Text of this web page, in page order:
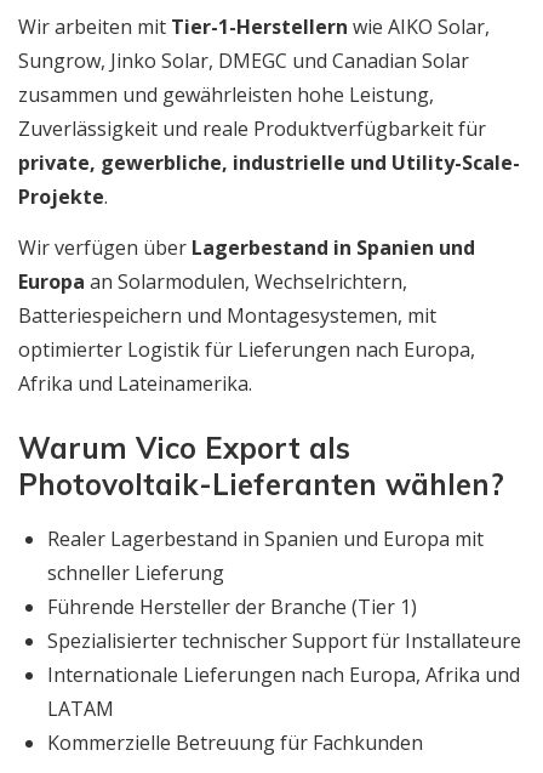
Wir arbeiten mit Tier-1-Herstellern wie AIKO Solar,
Sungrow, Jinko Solar, DMEGC und Canadian Solar
zusammen und gewährleisten hohe Leistung,
Zuverlässigkeit und reale Produktverfügbarkeit für
private, gewerbliche, industrielle und Utility-Scale-
Projekte.
Wir verfügen über Lagerbestand in Spanien und
Europa an Solarmodulen, Wechselrichtern,
Batteriespeichern und Montagesystemen, mit
optimierter Logistik für Lieferungen nach Europa,
Afrika und Lateinamerika.
Warum Vico Export als
Photovoltaik-Lieferanten wählen?
Realer Lagerbestand in Spanien und Europa mit
schneller Lieferung
Führende Hersteller der Branche (Tier 1)
Spezialisierter technischer Support für Installateure
Internationale Lieferungen nach Europa, Afrika und
LATAM
Kommerzielle Betreuung für Fachkunden